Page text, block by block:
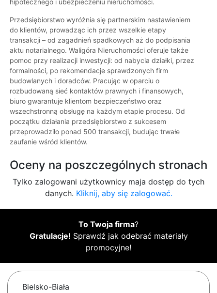
hipotecznego i ubezpieczeniu nieruchomości.
Przedsiębiorstwo wyróżnia się partnerskim nastawieniem
do klientów, prowadząc ich przez wszelkie etapy
transakcji – od zagadnień spadkowych aż do podpisania
aktu notarialnego. Waligóra Nieruchomości oferuje także
pomoc przy realizacji inwestycji: od nabycia działki, przez
formalności, po rekomendacje sprawdzonych firm
budowlanych i doradców. Pracując w oparciu o
rozbudowaną sieć kontaktów prawnych i finansowych,
biuro gwarantuje klientom bezpieczeństwo oraz
wszechstronną obsługę na każdym etapie procesu. Od
początku działania przedsiębiorstwo z sukcesem
przeprowadziło ponad 500 transakcji, budując trwałe
zaufanie wśród klientów.
Oceny na poszczególnych stronach
Tylko zalogowani użytkownicy maja dostęp do tych
danych. Kliknij, aby się zalogować.
To Twoja firma?
Gratulacje! Sprawdź jak odebrać materiały
promocyjne!
Bielsko-Biała